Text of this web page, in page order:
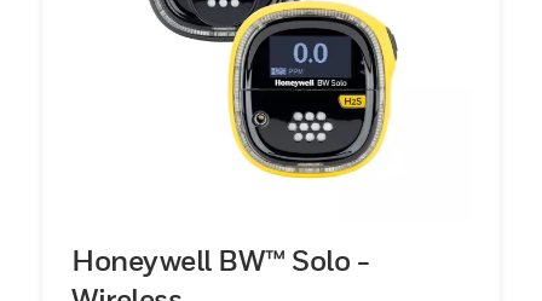
Honeywell BW™ Solo -